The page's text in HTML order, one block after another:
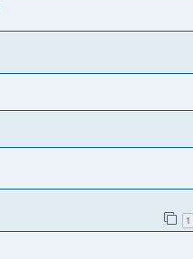
1